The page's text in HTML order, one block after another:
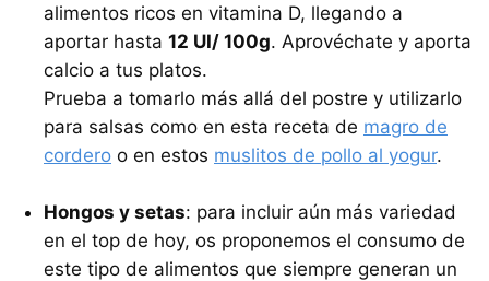
alimentos ricos en vitamina D, llegando a
aportar hasta 12 UI/ 100g. Aprovéchate y aporta
calcio a tus platos.
Prueba a tomarlo más allá del postre y utilizarlo
para salsas como en esta receta de magro de
cordero o en estos muslitos de pollo al yogur.
Hongos y setas: para incluir aún más variedad
en el top de hoy, os proponemos el consumo de
este tipo de alimentos que siempre generan un